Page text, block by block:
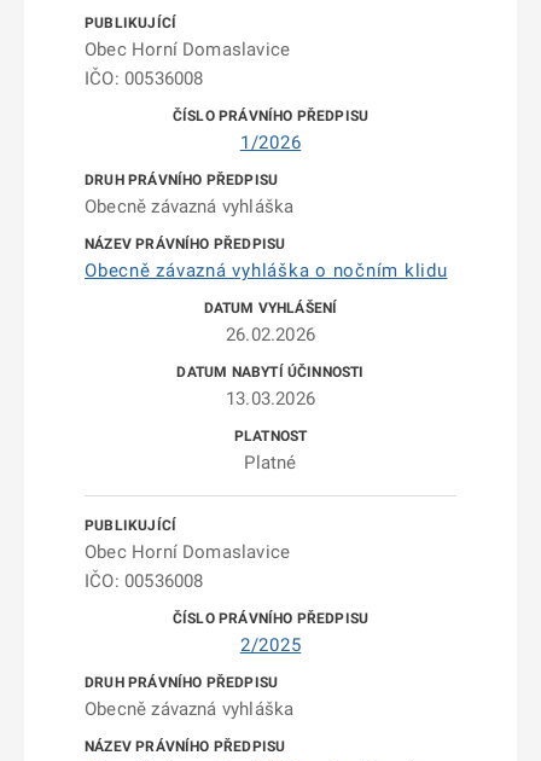
Obec Horní Domaslavice
IČO: 00536008
1/2026
Obecně závazná vyhláška
Obecně závazná vyhláška o nočním klidu
26.02.2026
13.03.2026
Platné
Obec Horní Domaslavice
IČO: 00536008
2/2025
Obecně závazná vyhláška